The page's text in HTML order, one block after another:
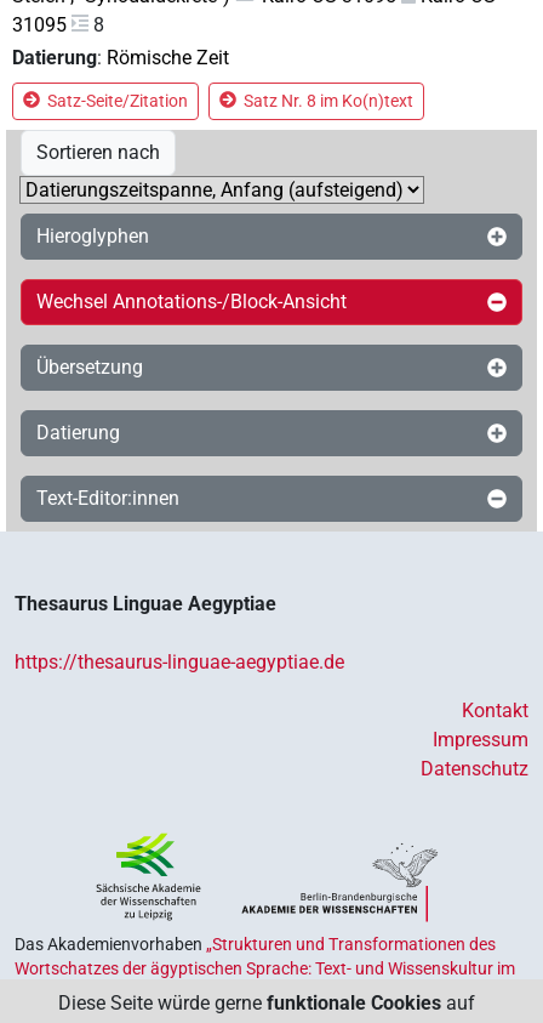
31095
8
Datierung: Römische Zeit
Satz-Seite/Zitation Satz Nr. 8 im Ko(n)text
Sortieren nach
Hieroglyphen
Wechsel Annotations-/Block-Ansicht
Übersetzung
Datierung
Text-Editor:innen
Thesaurus Linguae Aegyptiae
https://thesaurus-linguae-aegyptiae.de
Kontakt
Impressum
Datenschutz
Das Akademienvorhaben „Strukturen und Transformationen des
Wortschatzes der ägyptischen Sprache: Text- und Wissenskultur im
Alten Ägypten‟
ist Teil des von Bund und Ländern geförderten
, das der Erhaltung, Sicherung und
Diese Seite würde gerne funktionale Cookies auf